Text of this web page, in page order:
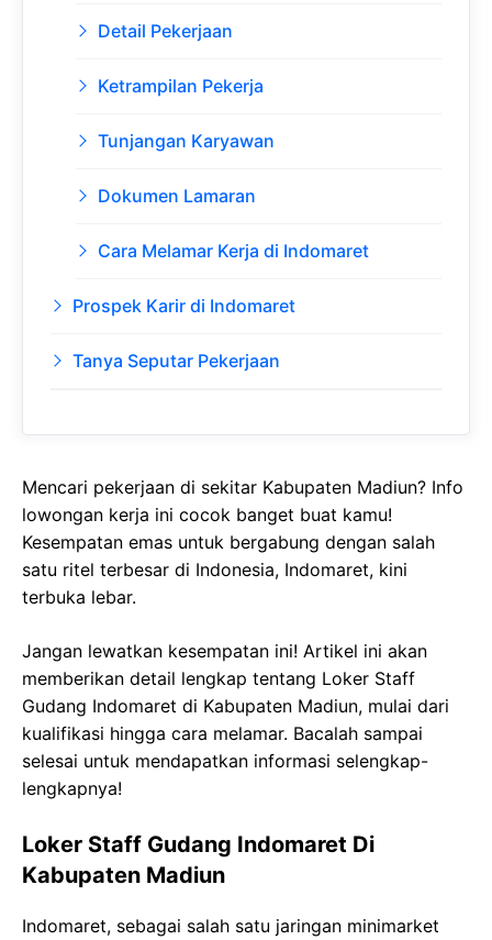
Detail Pekerjaan
Ketrampilan Pekerja
Tunjangan Karyawan
Dokumen Lamaran
Cara Melamar Kerja di Indomaret
Prospek Karir di Indomaret
Tanya Seputar Pekerjaan
Mencari pekerjaan di sekitar Kabupaten Madiun? Info
lowongan kerja ini cocok banget buat kamu!
Kesempatan emas untuk bergabung dengan salah
satu ritel terbesar di Indonesia, Indomaret, kini
terbuka lebar.
Jangan lewatkan kesempatan ini! Artikel ini akan
memberikan detail lengkap tentang Loker Staff
Gudang Indomaret di Kabupaten Madiun, mulai dari
kualifikasi hingga cara melamar. Bacalah sampai
selesai untuk mendapatkan informasi selengkap-
lengkapnya!
Loker Staff Gudang Indomaret Di
Kabupaten Madiun
Indomaret, sebagai salah satu jaringan minimarket